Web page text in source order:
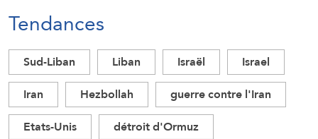
Tendances
Sud-Liban Liban Israël
Israel
Iran
Hezbollah
guerre contre l'Iran
Etats-Unis
détroit d'Ormuz